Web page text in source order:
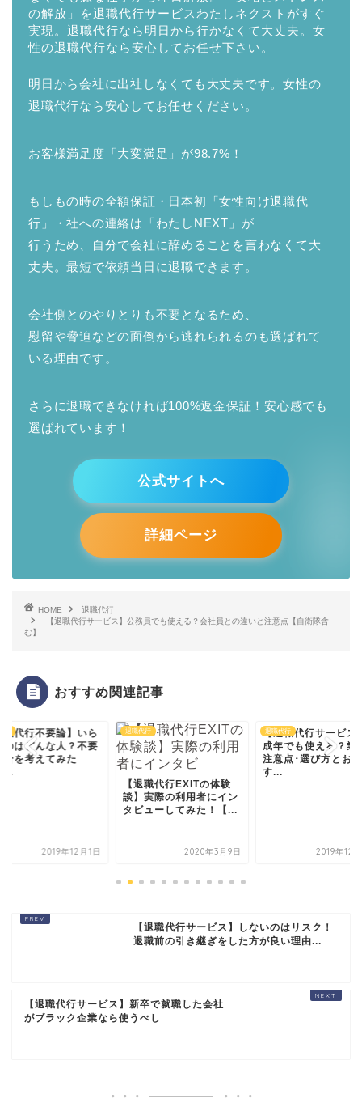
明日から会社に出社しなくても大丈夫です。女性の
退職代行なら安心してお任せください。
お客様満足度「大変満足」が98.7%！
もしもの時の全額保証・日本初「女性向け退職代
行」・社への連絡は「わたしNEXT」が
行うため、自分で会社に辞めることを言わなくて大
丈夫。最短で依頼当日に退職できます。
会社側とのやりとりも不要となるため、
慰留や脅迫などの面倒から逃れられるのも選ばれて
いる理由です。
さらに退職できなければ100%返金保証！安心感でも
選ばれています！
公式サイトへ
詳細ページ
HOME
退職代行
【退職代行サービス】公務員でも使える？会社員との違いと注意点【自衛隊含
む】
おすすめ関連記事
2020年3月9日
退職代行
【退職代行サービス】未
成年でも使える？業者の
注意点･選び方とおす
す...
2019年12月12日
退職代行
2025年4
【退職代行サービス】しないのはリスク！
退職前の引き継ぎをした方が良い理由...
【退職代行サービス】新卒で就職した会社
がブラック企業なら使うべし